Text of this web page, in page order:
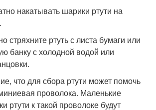
накатывать шарики ртути на
стряхните ртуть с листа бумаги или
банку с холодной водой или
что для сбора ртути может помочь
проволока. Маленькие
ртути к такой проволоке будут